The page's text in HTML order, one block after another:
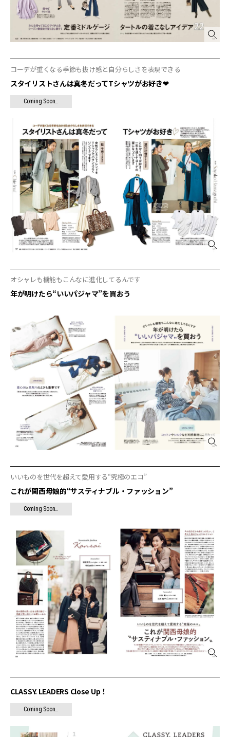
コーデが重くなる季節も抜け感と自分らしさを表現できる
スタイリストさんは真冬だってTシャツがお好き❤︎
Coming Soon…
オシャレも機能もこんなに進化してるんです
年が明けたら“いいパジャマ”を買おう
いいものを世代を超えて愛用する“究極のエコ”
これが関西母娘的“サスティナブル・ファッション”
Coming Soon…
CLASSY. LEADERS Close Up！
Coming Soon…